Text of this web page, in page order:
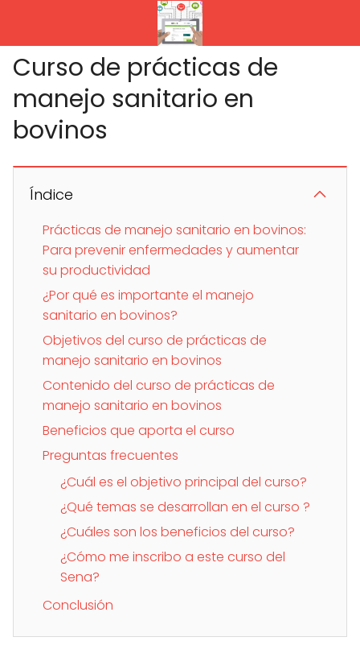
Curso de prácticas de
manejo sanitario en
bovinos
Índice
Prácticas de manejo sanitario en bovinos:
Para prevenir enfermedades y aumentar
su productividad
¿Por qué es importante el manejo
sanitario en bovinos?
Objetivos del curso de prácticas de
manejo sanitario en bovinos
Contenido del curso de prácticas de
manejo sanitario en bovinos
Beneficios que aporta el curso
Preguntas frecuentes
¿Cuál es el objetivo principal del curso?
¿Qué temas se desarrollan en el curso ?
¿Cuáles son los beneficios del curso?
¿Cómo me inscribo a este curso del
Sena?
Conclusión